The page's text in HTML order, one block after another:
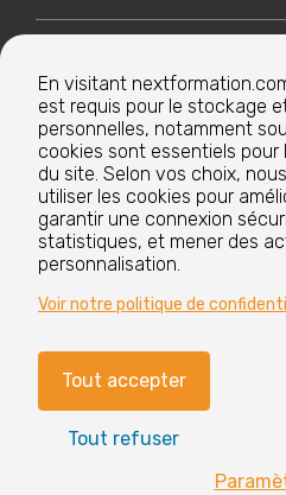
des
Nos formations
Nos centres de
Le groupe
Paramètres
Mentions
Nos labels et
En visitant
est requis pour le stockage
personnelles, notamment
cookies sont essentiels
du site. Selon vos choix,
utiliser les cookies pour
garantir une connexion
statistiques, et mener des
personnalisation.
Tout accepter
Tout refuser
Voir notre politique de